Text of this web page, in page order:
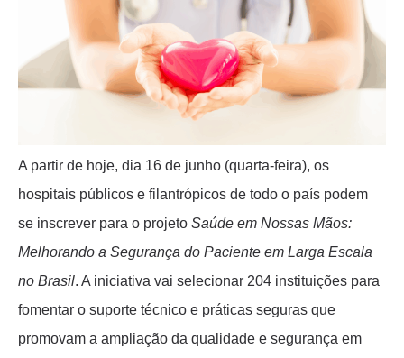
A partir de hoje, dia 16 de junho (quarta-feira), os
hospitais públicos e filantrópicos de todo o país podem
se inscrever para o projeto Saúde em Nossas Mãos:
Melhorando a Segurança do Paciente em Larga Escala
no Brasil. A iniciativa vai selecionar 204 instituições para
fomentar o suporte técnico e práticas seguras que
promovam a ampliação da qualidade e segurança em